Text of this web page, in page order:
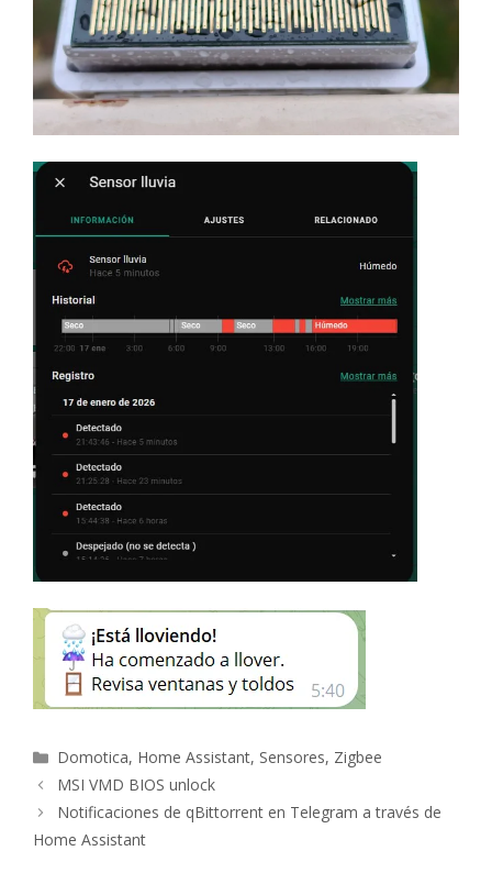
Categorías
Domotica, Home Assistant, Sensores, Zigbee
Navegación
de
MSI VMD BIOS unlock
Notificaciones de qBittorrent en Telegram a través de
Home Assistant